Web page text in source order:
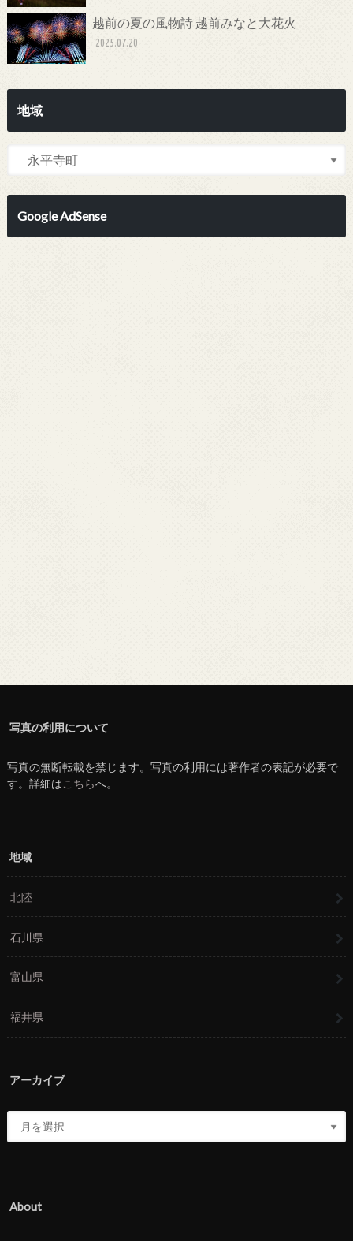
越前の夏の風物詩 越前みなと大花火
2025.07.20
地域
Google AdSense
写真の利用について
写真の無断転載を禁じます。写真の利用には著作者の表記が必要で
す。詳細はこちらへ。
地域
北陸
石川県
富山県
福井県
アーカイブ
About